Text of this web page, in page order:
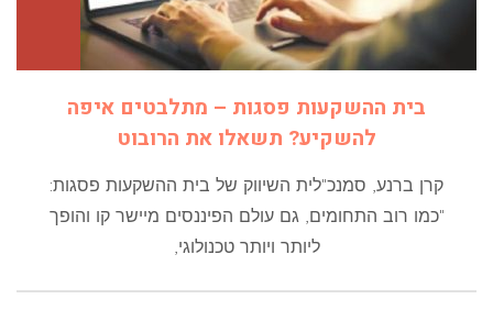
בית ההשקעות פסגות – מתלבטים איפה
להשקיע? תשאלו את הרובוט
קרן ברנע, סמנכ"לית השיווק של בית ההשקעות פסגות:
"כמו רוב התחומים, גם עולם הפיננסים מיישר קו והופך
ליותר ויותר טכנולוגי,